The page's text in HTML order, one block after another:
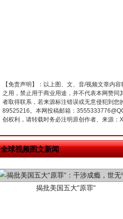
【免责声明】：以上图、文、音/视频文章内
之用，禁止用于商业用途，并不代表本网赞
者取得联系，若来源标注错误或无意侵犯到
89525216。本网投稿邮箱：
创权利，请转载时务必注明原创作者、来源：
全球视频图文新闻
揭批美国五大"原罪"